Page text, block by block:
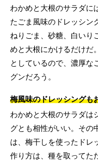
わかめと大根のサラダに
たごま風味のドレッシン
ねりごま、砂糖、白いり
めと大根にかけるだけだ
としているので、濃厚な
グンだろう。
梅風味のドレッシングも
わかめと大根のサラダは
グとも相性がいい。その
は、梅干しを使ったドレ
作り方は、種を取ってた